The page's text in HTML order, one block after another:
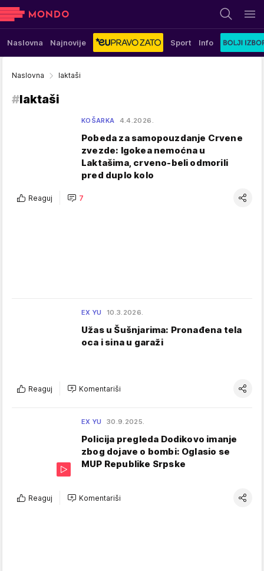
Naslovna Najnovije Sport Info
Naslovna laktaši
#laktaši
KOŠARKA 4.4.2026.
Pobeda za samopouzdanje Crvene
zvezde: Igokea nemoćna u
Laktašima, crveno-beli odmorili
pred duplo kolo
Reaguj 7
EX YU 10.3.2026.
Užas u Šušnjarima: Pronađena tela
oca i sina u garaži
Reaguj Komentariši
EX YU 30.9.2025.
Policija pregleda Dodikovo imanje
zbog dojave o bombi: Oglasio se
MUP Republike Srpske
Reaguj Komentariši